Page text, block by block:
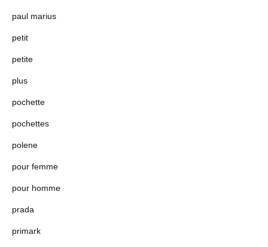
paul marius
petit
petite
plus
pochette
pochettes
polene
pour femme
pour homme
prada
primark